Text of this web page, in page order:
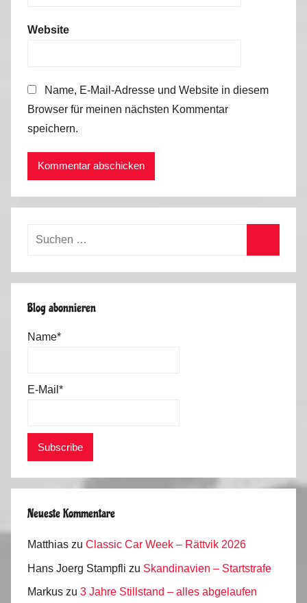
Website
Name, E-Mail-Adresse und Website in diesem
Browser für meinen nächsten Kommentar
speichern.
Suchen
Blog abonnieren
Name*
E-Mail*
Neueste Kommentare
Matthias zu Classic Car Week – Rättvik 2026
Hans Joerg Stampfli zu Skandinavien – Startstrafe
Markus zu 3 Jahre Stillstand – alles abgelaufen